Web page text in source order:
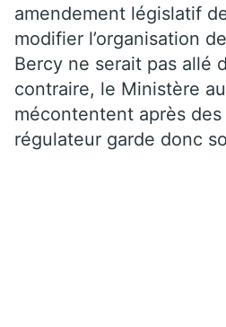
amendement législatif
modifier l’organisation
Bercy ne serait pas allé
contraire, le Ministère
mécontentent après
régulateur garde donc